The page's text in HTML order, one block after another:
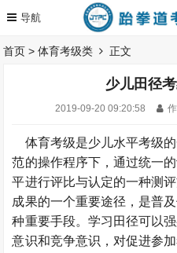
首页 >体育考级类 正文
少儿田径
2019-09-20 09:20:58
体育考级是少儿水平考级
范的操作程序下，通过统一
平进行评比与认定的一种测
成果的一个重要途径，是普
种重要手段。学习田径可以
意识和竞争意识，对促进参